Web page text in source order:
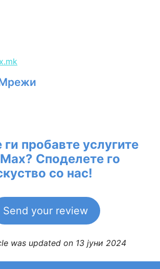
пробавте услугите
Споделете го
со нас!
Send your review
was updated on 13 јуни 2024